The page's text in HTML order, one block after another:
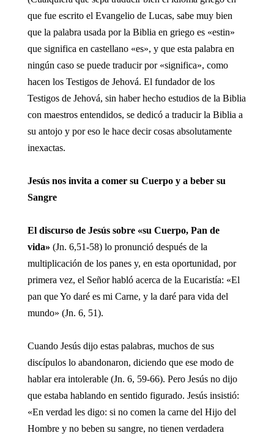
que fue escrito el Evangelio de Lucas, sabe muy bien
que la palabra usada por la Biblia en griego es «estin»
que significa en castellano «es», y que esta palabra en
ningún caso se puede traducir por «significa», como
hacen los Testigos de Jehová. El fundador de los
Testigos de Jehová, sin haber hecho estudios de la Biblia
con maestros entendidos, se dedicó a traducir la Biblia a
su antojo y por eso le hace decir cosas absolutamente
inexactas.
Jesús nos invita a comer su Cuerpo y a beber su
Sangre
El discurso de Jesús sobre «su Cuerpo, Pan de
vida» (Jn. 6,51-58) lo pronunció después de la
multiplicación de los panes y, en esta oportunidad, por
primera vez, el Señor habló acerca de la Eucaristía: «El
pan que Yo daré es mi Carne, y la daré para vida del
mundo» (Jn. 6, 51).
Cuando Jesús dijo estas palabras, muchos de sus
discípulos lo abandonaron, diciendo que ese modo de
hablar era intolerable (Jn. 6, 59-66). Pero Jesús no dijo
que estaba hablando en sentido figurado. Jesús insistió:
«En verdad les digo: si no comen la carne del Hijo del
Hombre y no beben su sangre, no tienen verdadera